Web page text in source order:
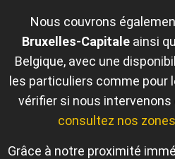
Nous couvrons
Bruxelles‑Capitaleainsi
Belgique, avec une
les particuliers comme pour
vérifier si nous
consultez nos
Grâce à notre proximité